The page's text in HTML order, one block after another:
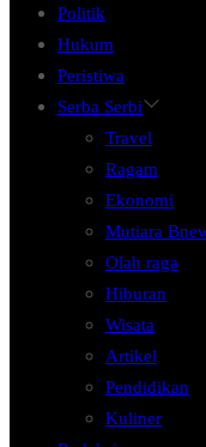
Politik
Hukum
Peristiwa
Serba Serbi
Travel
Ragam
Ekonomi
Mutiara
Olah raga
Hiburan
Wisata
Artikel
Pendidikan
Kuliner